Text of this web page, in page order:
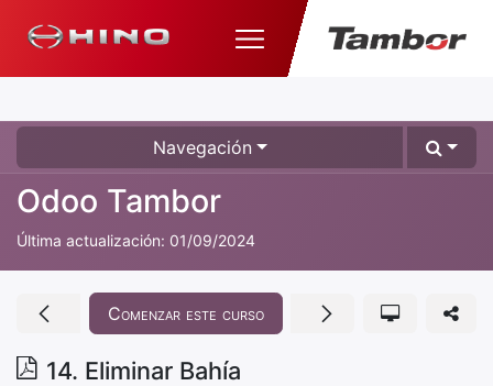
Navegación
Odoo Tambor
Última actualización: 01/09/2024
14. Eliminar Bahía
Comenzar este curso